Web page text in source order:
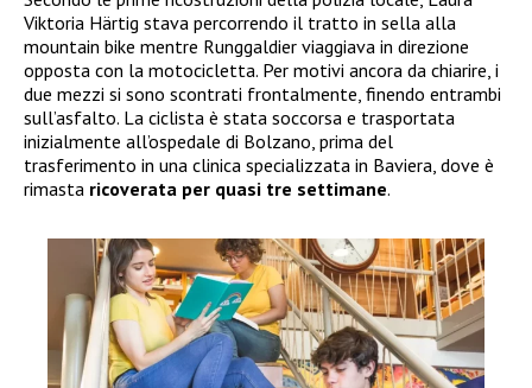
Viktoria Härtig stava percorrendo il tratto in sella alla
mountain bike mentre Runggaldier viaggiava in direzione
opposta con la motocicletta. Per motivi ancora da chiarire, i
due mezzi si sono scontrati frontalmente, finendo entrambi
sull’asfalto. La ciclista è stata soccorsa e trasportata
inizialmente all’ospedale di Bolzano, prima del
trasferimento in una clinica specializzata in Baviera, dove è
rimasta ricoverata per quasi tre settimane.